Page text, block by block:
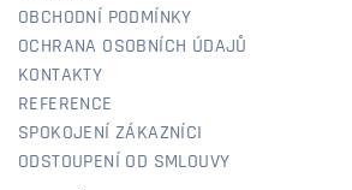
OBCHODNÍ PODMÍNKY
OCHRANA OSOBNÍCH ÚDAJŮ
KONTAKTY
REFERENCE
SPOKOJENÍ ZÁKAZNÍCI
ODSTOUPENÍ OD SMLOUVY